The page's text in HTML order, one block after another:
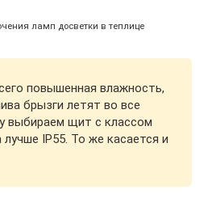
ламп досветки в теплице
повышенная влажность,
брызги летят во все
выбираем щит с классом
IP55. То же касается и